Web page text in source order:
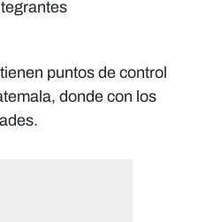
puntos de control
donde con los